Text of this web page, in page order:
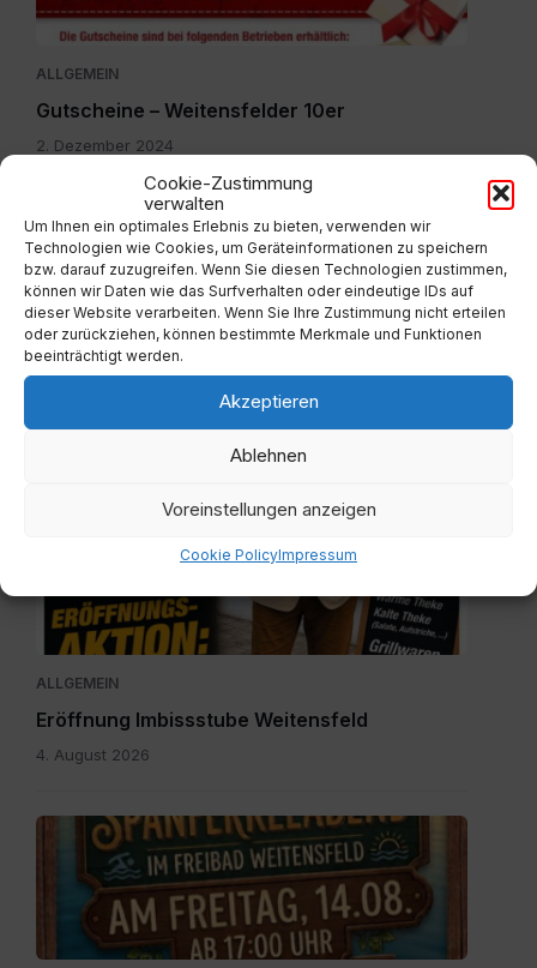
Cookie-Zustimmung
verwalten
Um Ihnen ein optimales Erlebnis zu bieten, verwenden wir
Technologien wie Cookies, um Geräteinformationen zu speichern
bzw. darauf zuzugreifen. Wenn Sie diesen Technologien zustimmen,
können wir Daten wie das Surfverhalten oder eindeutige IDs auf
dieser Website verarbeiten. Wenn Sie Ihre Zustimmung nicht erteilen
oder zurückziehen, können bestimmte Merkmale und Funktionen
beeinträchtigt werden.
Akzeptieren
Ablehnen
Voreinstellungen anzeigen
Cookie PolicyImpressum
ALLGEMEIN
Gutscheine – Weitensfelder 10er
2. Dezember 2024
ALLGEMEIN
Müllsackzuteilung wurde eingestellt
ALLGEMEIN
Eröffnung Imbissstube Weitensfeld
4. August 2026
Einladung
Spanferkelabend.jpg